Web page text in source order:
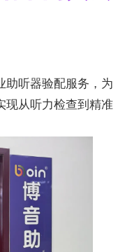
助听器验配服务，为
现从听力检查到精准